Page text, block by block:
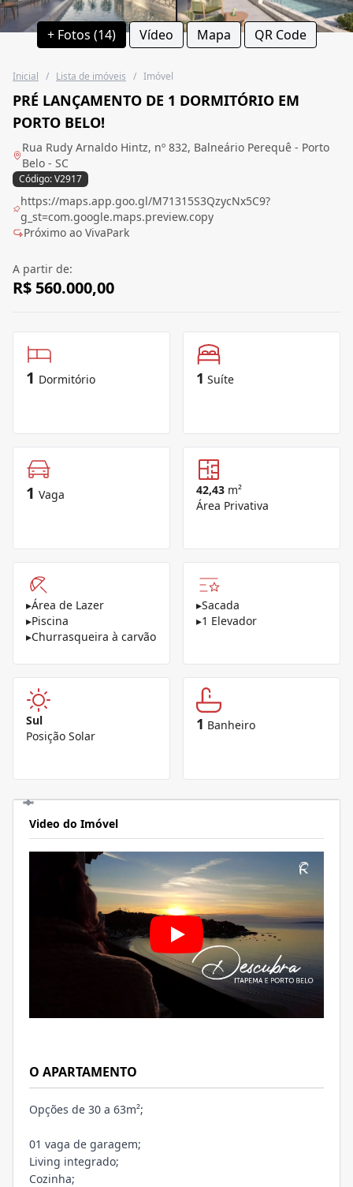
+ Fotos (14) Vídeo Mapa QR Code
Inicial / Lista de imóveis / Imóvel
PRÉ LANÇAMENTO DE 1 DORMITÓRIO EM
PORTO BELO!
Rua Rudy Arnaldo Hintz, nº 832, Balneário Perequê - Porto
Belo - SC
Código: V2917
https://maps.app.goo.gl/M71315S3QzycNx5C9?
g_st=com.google.maps.preview.copy
Próximo ao VivaPark
A partir de:
R$ 560.000,00
1 Dormitório 1 Suíte
1 Vaga 42,43 m²
Área Privativa
▸Área de Lazer
▸Piscina
▸Churrasqueira à carvão
▸Sacada
▸1 Elevador
Sul
Posição Solar
1 Banheiro
Video do Imóvel
O APARTAMENTO
Opções de 30 a 63m²;
01 vaga de garagem;
Living integrado;
Cozinha;